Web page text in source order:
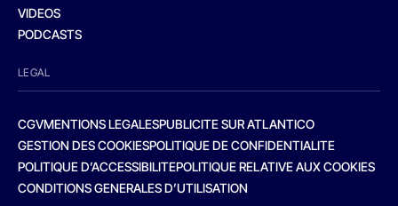
VIDEOS
PODCASTS
LEGAL
CGVMENTIONS LEGALESPUBLICITE SUR ATLANTICO
GESTION DES COOKIESPOLITIQUE DE CONFIDENTIALITE
POLITIQUE D’ACCESSIBILITEPOLITIQUE RELATIVE AUX COOKIES
CONDITIONS GENERALES D’UTILISATION